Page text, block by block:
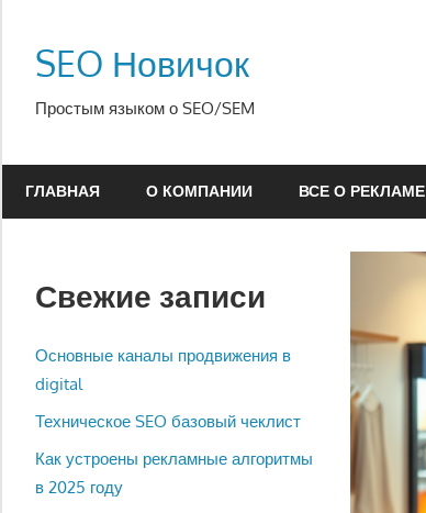
содержимому
SEO Новичок
Простым языком о SEO/SEM
ГЛАВНАЯ О КОМПАНИИ ВСЕ О РЕКЛАМЕ
Свежие записи
Основные каналы продвижения в
digital
Техническое SEO базовый чеклист
Как устроены рекламные алгоритмы
в 2025 году